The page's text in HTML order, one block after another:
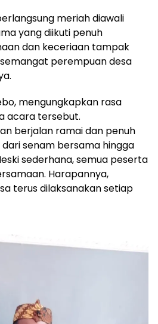
meriah diawali
yang diikuti penuh
dan keceriaan tampak
perempuan desa
mengungkapkan rasa
acara tersebut.
berjalan ramai dan penuh
senam bersama hingga
sederhana, semua peserta
Harapannya,
terus dilaksanakan setiap